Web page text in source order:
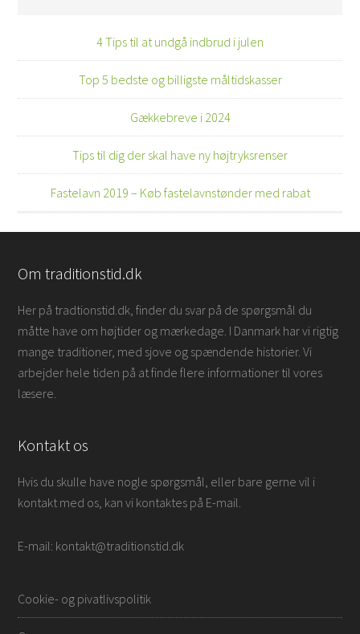
4 Tips til at undgå indbrud i julen
Top 5 bedste og billigste måltidskasser
Gækkebreve i 2024
Tips til dig der skal have ny højtryksrenser
Fastelavn 2019 – Køb fastelavnstønder med rabat
Om traditionstid.dk
Her på tradtionstid.dk, finder du svar på de spørgsmål du
måtte have om højtider og mærkedage. I Danmark har vi rigtig
mange traditioner, med sjove og spændende historier. Vi
arbejder hele tiden på at finde flere informationer til vores
læsere.
Kontakt os
Hvis du skulle have nogle spørgsmål, eller bare gerne vil i
kontakt med os, kan vi kontaktes på E-mail.
E-mail: kontakt@traditionstid.dk
Cookie- og pivatlivspolitik